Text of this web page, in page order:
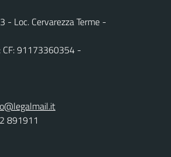
- Loc. Cervarezza Terme -
CF: 91173360354 -
891911